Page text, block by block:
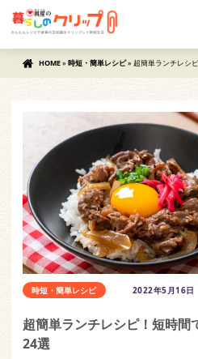
HOME» 時短・簡単レシピ» 超簡単ランチレシ
時短・簡単レシピ 2022年5月16日
超簡単ランチレシピ！短時間
24選